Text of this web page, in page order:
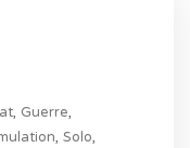
Guerre
Solo